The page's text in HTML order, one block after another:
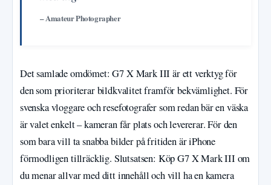
– Amateur Photographer
Det samlade omdömet: G7 X Mark III är ett verktyg för
den som prioriterar bildkvalitet framför bekvämlighet. För
svenska vloggare och resefotografer som redan bär en väska
är valet enkelt – kameran får plats och levererar. För den
som bara vill ta snabba bilder på fritiden är iPhone
förmodligen tillräcklig. Slutsatsen: Köp G7 X Mark III om
du menar allvar med ditt innehåll och vill ha en kamera